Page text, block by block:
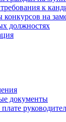
к
конкурсов на
должностях
документы